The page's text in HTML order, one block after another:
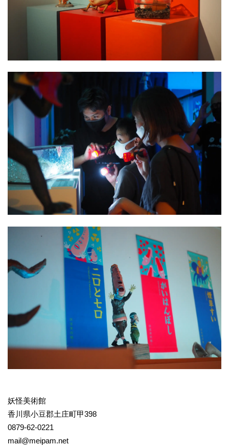
妖怪美術館
香川県小豆郡土庄町甲398
0879-62-0221
mail@meipam.net